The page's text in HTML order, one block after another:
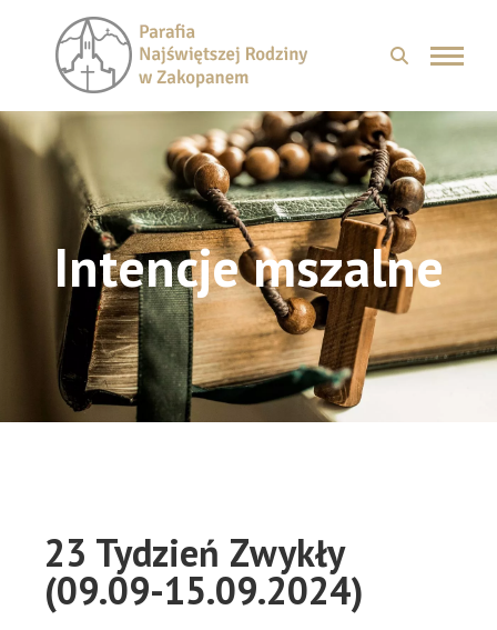
Intencje mszalne
23 Tydzień Zwykły
(09.09-15.09.2024)